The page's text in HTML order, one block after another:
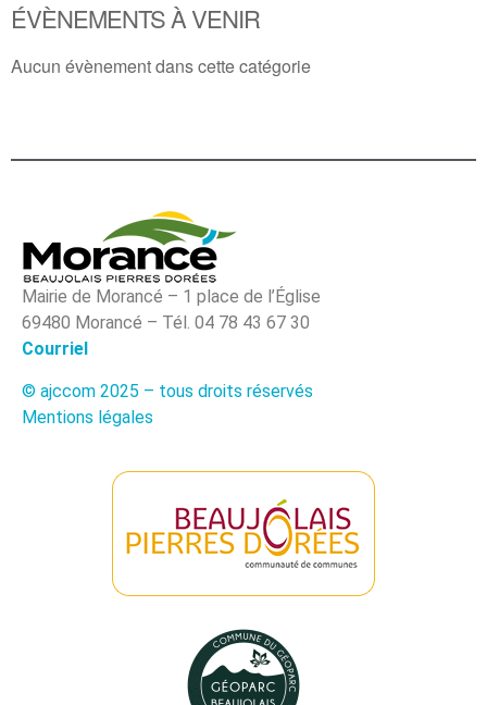
ÉVÈNEMENTS À VENIR
Aucun évènement dans cette catégorie
Mairie de Morancé – 1 place de l’Église
69480 Morancé – Tél. 04 78 43 67 30
Courriel
© ajccom 2025 – tous droits réservés
Mentions légales